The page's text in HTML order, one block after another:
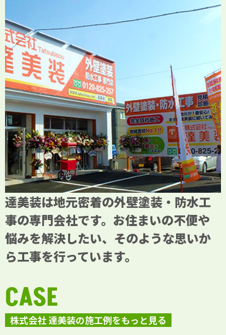
達美装は地元密着の外壁塗装・防水工
事の専門会社です。お住まいの不便や
悩みを解決したい、そのような思いか
ら工事を行っています。
株式会社 達美装の施工例をもっと見る
CASE